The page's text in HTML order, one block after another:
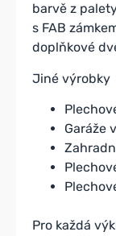
barvě z
s FAB
doplňkové
Jiné výrobky
Garáže
Pro každá